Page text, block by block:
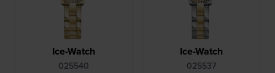
Ice-Watch
025540
Ice-Watch
025537